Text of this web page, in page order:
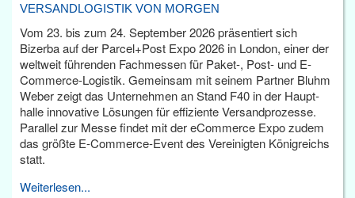
VERSANDLOGISTIK VON MORGEN
Vom 23. bis zum 24. September 2026 präsentiert sich
Bizerba auf der Parcel+Post Expo 2026 in London, einer der
weltweit führenden Fachmessen für Paket-, Post- und E-
Commerce-Logistik. Gemeinsam mit seinem Partner Bluhm
Weber zeigt das Unternehmen an Stand F40 in der Haupt­
halle innovative Lösungen für effiziente Versandprozesse.
Parallel zur Messe findet mit der eCommerce Expo zudem
das größte E-Commerce-Event des Vereinigten Königreichs
statt.
Weiterlesen...